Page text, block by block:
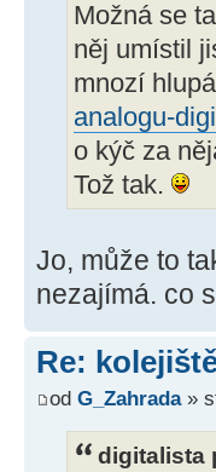
Možná se
něj umístil
mnozí
analogu-
o kýč za
Tož tak.
Jo, může to
nezajímá. co
Re:
od G_Zahrada»
digitalista